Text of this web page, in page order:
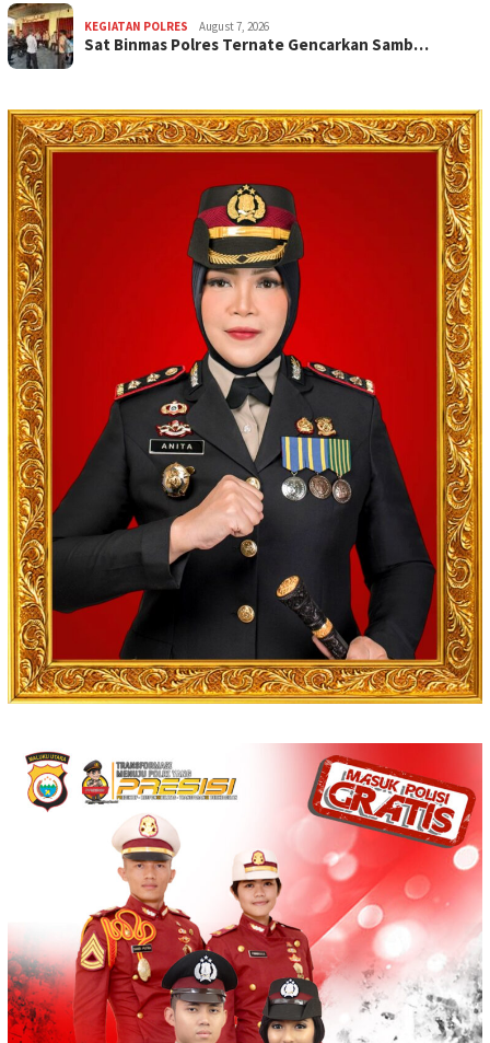
KEGIATAN POLRES August 7, 2026
Sat Binmas Polres Ternate Gencarkan Samb…